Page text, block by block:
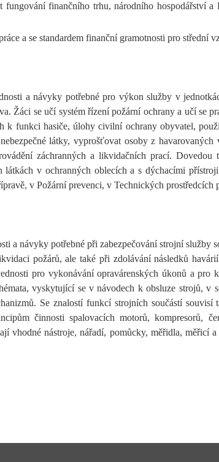
finančního trhu, národního hospodářství
a se standardem finanční gramotnosti pro střední
a návyky potřebné pro výkon služby v
Žáci se učí systém řízení požární ochrany a učí se
funkci hasiče, úlohy civilní ochrany obyvatel,
látky, vyprošťovat osoby z
záchranných a likvidačních prací.
v ochranných oblecích a s dýchacími
v Požární prevenci, v Technických
a návyky potřebné při zabezpečování strojní
požárů, ale také při zdolávání následků
pro vykonávání opravárenských úkonů a pro
vyskytující se v návodech k obsluze strojů, v
Se znalostí funkcí strojních součástí
činnosti spalovacích motorů, kompresorů,
vhodné nástroje, nářadí, pomůcky, měřidla, měřicí